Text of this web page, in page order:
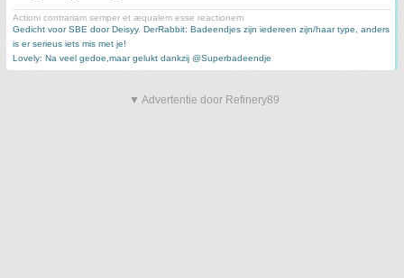
Actioni contrariam semper et æqualem esse reactionem
Gedicht voor SBE door Deisyy, DerRabbit: Badeendjes zijn iedereen zijn/haar type, anders
is er serieus iets mis met je!
Lovely: Na veel gedoe,maar gelukt dankzij @Superbadeendje
▼ Advertentie door Refinery89